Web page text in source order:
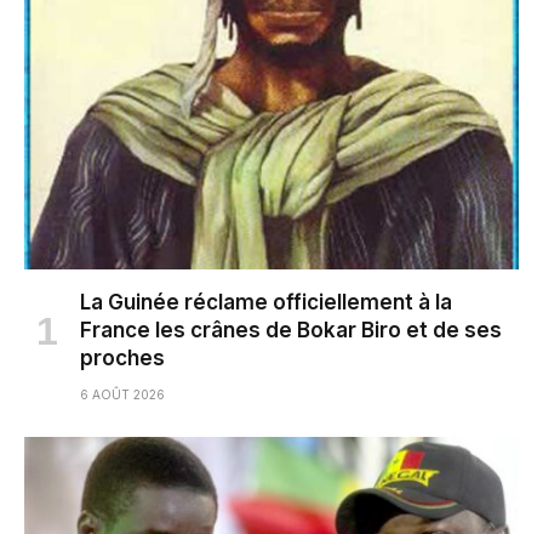
La Guinée réclame officiellement à la
France les crânes de Bokar Biro et de ses
proches
6 AOÛT 2026